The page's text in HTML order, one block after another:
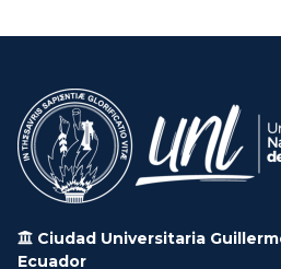
Ciudad Universitaria
Ecuador